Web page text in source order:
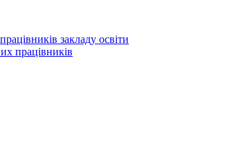
закладу освіти
працівників